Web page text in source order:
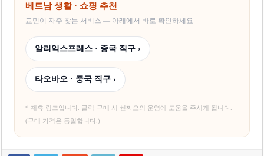
베트남 생활 · 쇼핑 추천
교민이 자주 찾는 서비스 — 아래에서 바로 확인하세요
알리익스프레스 · 중국 직구 ›
타오바오 · 중국 직구 ›
* 제휴 링크입니다. 클릭·구매 시 씬짜오의 운영에 도움을 주시게 됩니다.
(구매 가격은 동일합니다.)